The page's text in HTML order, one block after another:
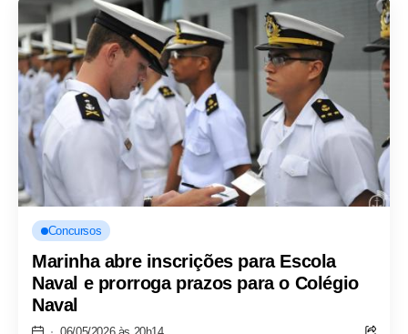
Concursos
Marinha abre inscrições para Escola
Naval e prorroga prazos para o Colégio
Naval